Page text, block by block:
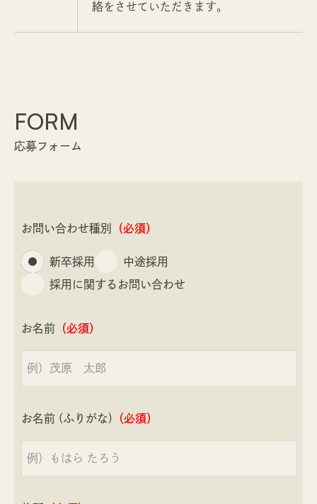
絡をさせていただきます。
FORM
応募フォーム
お問い合わせ種別 （必須）
新卒採用
中途採用
採用に関するお問い合わせ
お名前 （必須）
お名前 (ふりがな) （必須）